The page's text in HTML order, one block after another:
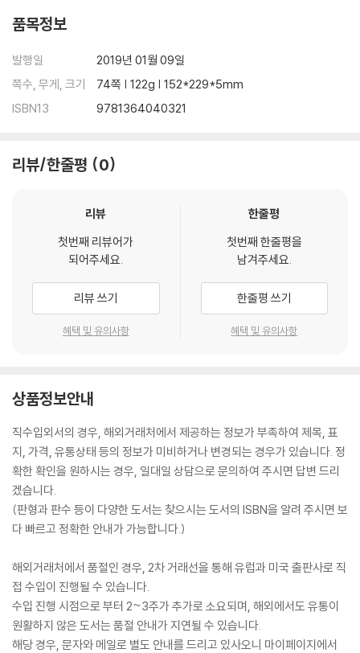
ers.
품목정보
발행일
2019년 01월 09일
쪽수, 무게, 크기
74쪽 | 122g | 152*229*5mm
ISBN13
9781364040321
리뷰/한줄평 0
리뷰
첫번째 리뷰어가
되어주세요.
리뷰 쓰기
혜택 및 유의사항
한줄평
첫번째 한줄평을
남겨주세요.
한줄평 쓰기
혜택 및 유의사항
상품정보안내
직수입외서의 경우, 해외거래처에서 제공하는 정보가 부족하여 제목, 표
지, 가격, 유통상태 등의 정보가 미비하거나 변경되는 경우가 있습니다. 정
확한 확인을 원하시는 경우, 일대일 상담으로 문의하여 주시면 답변 드리
겠습니다.
(판형과 판수 등이 다양한 도서는 찾으시는 도서의 ISBN을 알려 주시면 보
다 빠르고 정확한 안내가 가능합니다.)
해외거래처에서 품절인 경우, 2차 거래선을 통해 유럽과 미국 출판사로 직
접 수입이 진행될 수 있습니다.
수입 진행 시점으로 부터 2~3주가 추가로 소요되며, 해외에서도 유통이
원활하지 않은 도서는 품절 안내가 지연될 수 있습니다.
해당 경우, 문자와 메일로 별도 안내를 드리고 있사오니 마이페이지에서